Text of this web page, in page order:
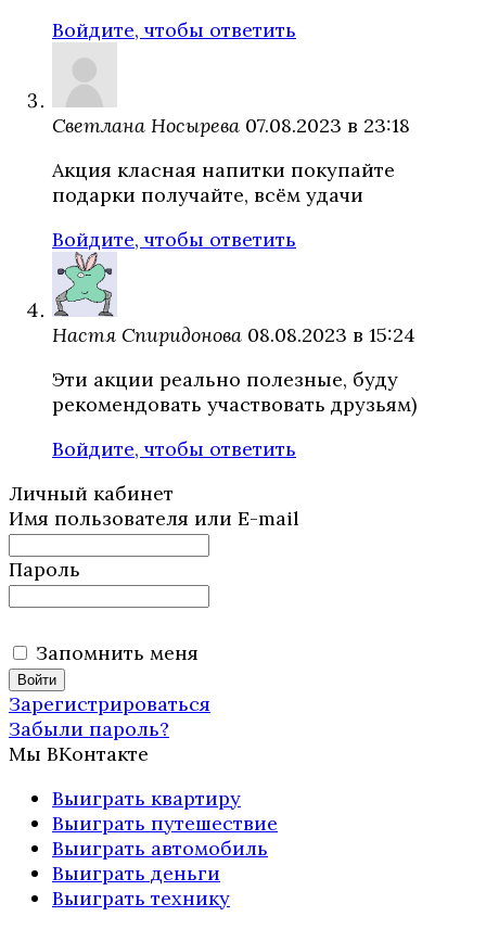
Войдите, чтобы ответить
Светлана Носырева 07.08.2023 в 23:18
Акция класная напитки покупайте
подарки получайте, всём удачи
Войдите, чтобы ответить
Настя Спиридонова 08.08.2023 в 15:24
Эти акции реально полезные, буду
рекомендовать участвовать друзьям)
Войдите, чтобы ответить
Личный кабинет
Имя пользователя или E-mail
Пароль
Запомнить меня
Зарегистрироваться
Забыли пароль?
Мы ВКонтакте
Выиграть квартиру
Выиграть путешествие
Выиграть автомобиль
Выиграть деньги
Выиграть технику